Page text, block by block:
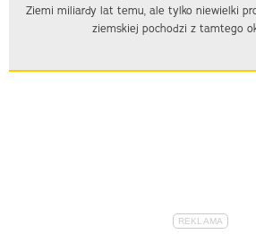
Ziemi miliardy lat temu, ale tylko niewielki
ziemskiej pochodzi z tamtego